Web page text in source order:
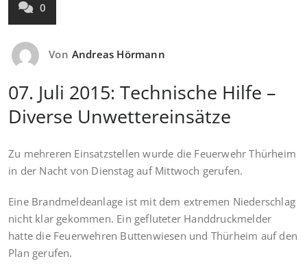
0
Von Andreas Hörmann
07. Juli 2015: Technische Hilfe –
Diverse Unwettereinsätze
Zu mehreren Einsatzstellen wurde die Feuerwehr Thürheim
in der Nacht von Dienstag auf Mittwoch gerufen.
Eine Brandmeldeanlage ist mit dem extremen Niederschlag
nicht klar gekommen. Ein gefluteter Handdruckmelder
hatte die Feuerwehren Buttenwiesen und Thürheim auf den
Plan gerufen.